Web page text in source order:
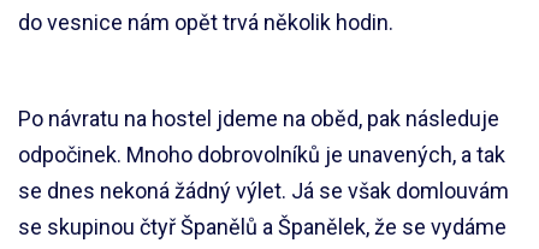
do vesnice nám opět trvá několik hodin.
Po návratu na hostel jdeme na oběd, pak následuje
odpočinek. Mnoho dobrovolníků je unavených, a tak
se dnes nekoná žádný výlet. Já se však domlouvám
se skupinou čtyř Španělů a Španělek, že se vydáme